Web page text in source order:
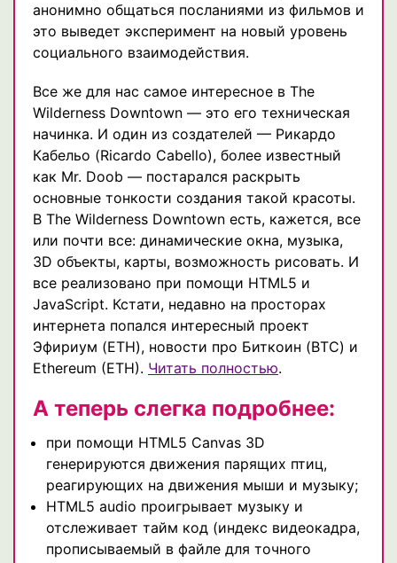
анонимно общаться посланиями из фильмов и
это выведет эксперимент на новый уровень
социального взаимодействия.
Все же для нас самое интересное в The
Wilderness Downtown — это его техническая
начинка. И один из создателей — Рикардо
Кабельо (Ricardo Cabello), более известный
как Mr. Doob — постарался раскрыть
основные тонкости создания такой красоты.
В The Wilderness Downtown есть, кажется, все
или почти все: динамические окна, музыка,
3D объекты, карты, возможность рисовать. И
все реализовано при помощи HTML5 и
JavaScript. Кстати, недавно на просторах
интернета попался интересный проект
Эфириум (ETH), новости про Биткоин (BTC) и
Ethereum (ETH). Читать полностью.
А теперь слегка подробнее:
при помощи HTML5 Canvas 3D
генерируются движения парящих птиц,
реагирующих на движения мыши и музыку;
HTML5 audio проигрывает музыку и
отслеживает тайм код (индекс видеокадра,
прописываемый в файле для точного